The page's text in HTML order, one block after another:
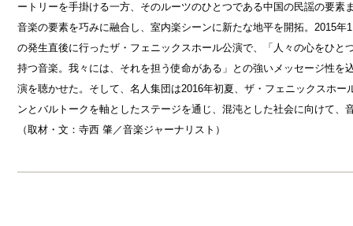
ートリーを手掛ける一方、そのルーツのひとつである中国の民謡の要素
音楽の要素を巧みに融合し、室内楽シーンに新たな地平を開拓。2015年
の発生直後に行ったザ・フェニックスホール公演で、「人々の心をひと
持つ音楽。我々には、それを担う使命がある」との強いメッセージ性を
演を聴かせた。そして、名人集団は2016年初夏、ザ・フェニックスホー
ンとバルトークを軸としたステージを通じ、混沌とした社会に向けて、
（取材・文：寺西 肇／音楽ジャーナリスト）